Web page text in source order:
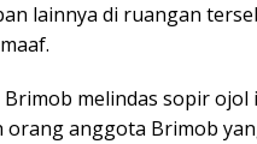
lainnya di ruangan
melindas sopir ojol
orang anggota Brimob